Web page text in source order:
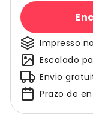
Impresso
Escalado
Envio
Prazo de